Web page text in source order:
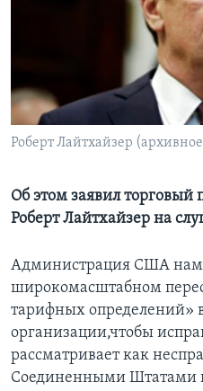
Роберт Лайтхайзер
Об этом заявил торговый
Роберт Лайтхайзер на
Администрация США
широкомасштабном
тарифных определений»
организации,чтобы
рассматривает как
Соединенными Штатами